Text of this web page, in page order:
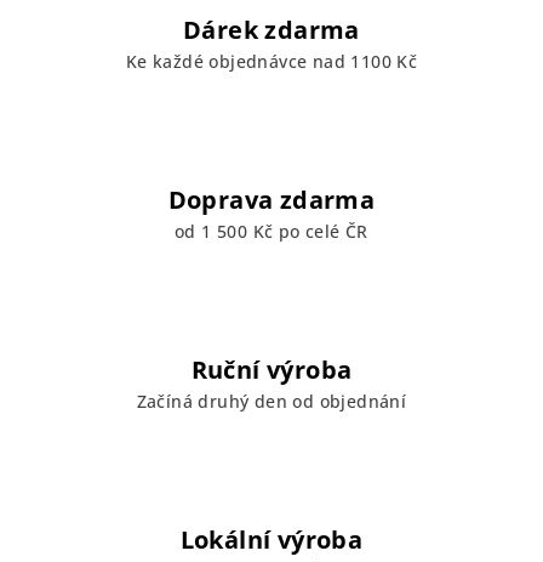
Dárek zdarma
Ke každé objednávce nad 1100 Kč
Doprava zdarma
od 1 500 Kč po celé ČR
Ruční výroba
Začíná druhý den od objednání
Lokální výroba